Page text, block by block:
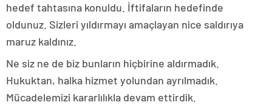
hedef tahtasına konuldu. İftifaların hedefinde
oldunuz. Sizleri yıldırmayı amaçlayan nice saldırıya
maruz kaldınız.
Ne siz ne de biz bunların hiçbirine aldırmadık.
Hukuktan, halka hizmet yolundan ayrılmadık.
Mücadelemizi kararlılıkla devam ettirdik.